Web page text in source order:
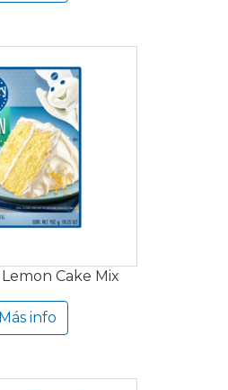
Cake Mix
Más info